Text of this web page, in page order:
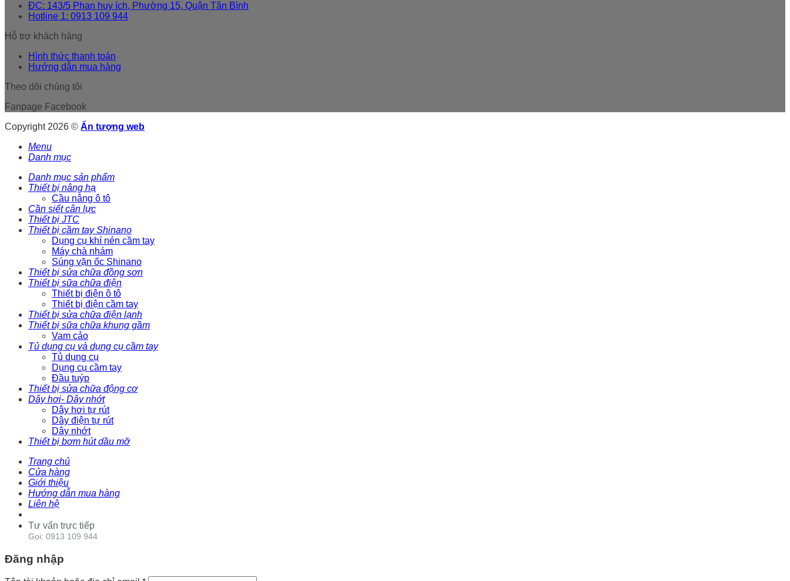
ĐC: 143/5 Phan huy ích, Phường 15, Quận Tân Bình
Hotline 1: 0913 109 944
Hỗ trợ khách hàng
Hình thức thanh toán
Hướng dẫn mua hàng
Theo dõi chúng tôi
Fanpage Facebook
Copyright 2026 © Ấn tượng web
Menu
Danh mục
Danh mục sản phẩm
Thiết bị nâng hạ
Cầu nâng ô tô
Cần siết cân lực
Thiết bị JTC
Thiết bị cầm tay Shinano
Dụng cụ khí nén cầm tay
Máy chà nhám
Súng vặn ốc Shinano
Thiết bị sửa chữa đồng sơn
Thiết bị sữa chữa điện
Thiết bị điện ô tô
Thiết bị điện cầm tay
Thiết bị sửa chữa điện lạnh
Thiết bị sữa chữa khung gầm
Vam cảo
Tủ dụng cụ và dụng cụ cầm tay
Tủ dụng cụ
Dụng cụ cầm tay
Đầu tuýp
Thiết bị sửa chữa động cơ
Dây hơi- Dây nhớt
Dây hơi tự rút
Dây điện tự rút
Dây nhớt
Thiết bị bơm hút dầu mỡ
Trang chủ
Cửa hàng
Giới thiệu
Hướng dẫn mua hàng
Liên hệ
Tư vấn trực tiếp
Gọi: 0913 109 944
Đăng nhập